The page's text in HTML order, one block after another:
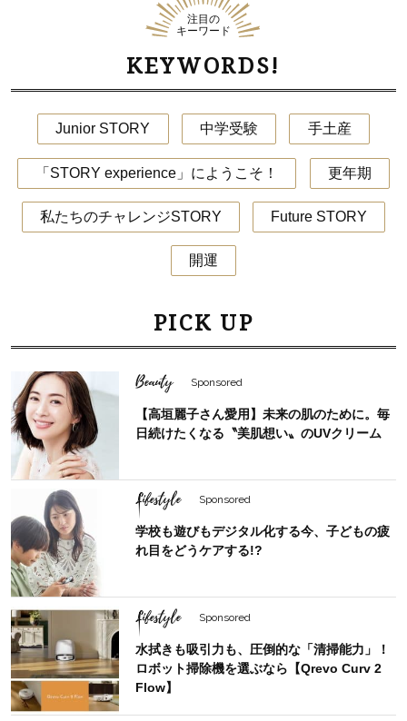
注目の
キーワード
KEYWORDS!
Junior STORY 中学受験 手土産
「STORY experience」にようこそ！ 更年期
私たちのチャレンジSTORY Future STORY
開運
PICK UP
Beauty Sponsored
【高垣麗子さん愛用】未来の肌のために。毎
日続けたくなる〝美肌想い〟のUVクリーム
Lifestyle Sponsored
学校も遊びもデジタル化する今、子どもの疲
れ目をどうケアする!?
Lifestyle Sponsored
水拭きも吸引力も、圧倒的な「清掃能力」！
ロボット掃除機を選ぶなら【Qrevo Curv 2
Flow】